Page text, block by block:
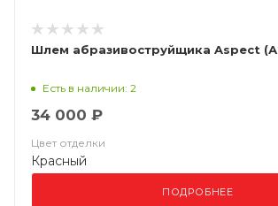
Шлем абразивоструйщика Aspect
Есть в наличии: 2
34 000 ₽
Цвет отделки
Красный
ПОДРОБНЕЕ